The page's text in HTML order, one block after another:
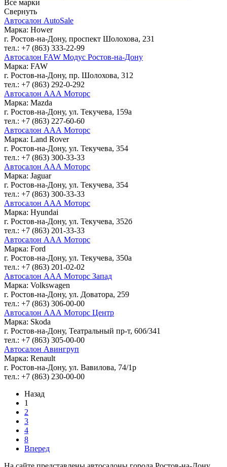
Все марки
Свернуть
Автосалон AutoSale
Марка: Hower
г. Ростов-на-Дону, проспект Шолохова, 231
тел.: +7 (863) 333-22-99
Автосалон FAW Модус Ростов-на-Дону
Марка: FAW
г. Ростов-на-Дону, пр. Шолохова, 312
тел.: +7 (863) 292-0-292
Автосалон ААА Моторс
Марка: Mazda
г. Ростов-на-Дону, ул. Текучева, 159а
тел.: +7 (863) 227-60-60
Автосалон ААА Моторс
Марка: Land Rover
г. Ростов-на-Дону, ул. Текучева, 354
тел.: +7 (863) 300-33-33
Автосалон ААА Моторс
Марка: Jaguar
г. Ростов-на-Дону, ул. Текучева, 354
тел.: +7 (863) 300-33-33
Автосалон ААА Моторс
Марка: Hyundai
г. Ростов-на-Дону, ул. Текучева, 352б
тел.: +7 (863) 201-33-33
Автосалон ААА Моторс
Марка: Ford
г. Ростов-на-Дону, ул. Текучева, 350а
тел.: +7 (863) 201-02-02
Автосалон ААА Моторс Запад
Марка: Volkswagen
г. Ростов-на-Дону, ул. Доватора, 259
тел.: +7 (863) 306-00-00
Автосалон ААА Моторс Центр
Марка: Skoda
г. Ростов-на-Дону, Театральный пр-т, 60б/341
тел.: +7 (863) 305-00-00
Автосалон Авингруп
Марка: Renault
г. Ростов-на-Дону, ул. Вавилова, 74/1р
тел.: +7 (863) 230-00-00
Назад
1
2
3
4
8
Вперед